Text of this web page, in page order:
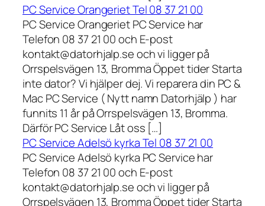
PC Service Orangeriet Tel 08 37 21 00
PC Service Orangeriet PC Service har
Telefon 08 37 21 00 och E-post
kontakt@datorhjalp.se och vi ligger på
Orrspelsvägen 13, Bromma Öppet tider Starta
inte dator? Vi hjälper dej. Vi reparera din PC &
Mac PC Service ( Nytt namn Datorhjälp ) har
funnits 11 år på Orrspelsvägen 13, Bromma.
Därför PC Service Låt oss […]
PC Service Adelsö kyrka Tel 08 37 21 00
PC Service Adelsö kyrka PC Service har
Telefon 08 37 21 00 och E-post
kontakt@datorhjalp.se och vi ligger på
Orrspelsvägen 13, Bromma Öppet tider Starta